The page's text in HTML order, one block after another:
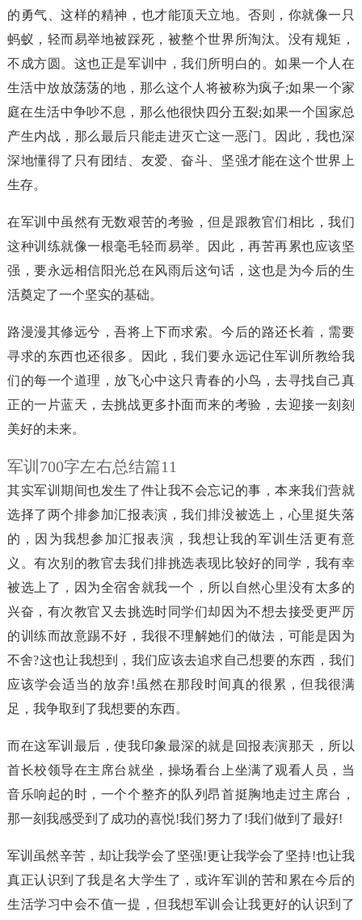
的勇气、这样的精神，也才能顶天立地。否则，你就像一只
蚂蚁，轻而易举地被踩死，被整个世界所淘汰。没有规矩，
不成方圆。这也正是军训中，我们所明白的。如果一个人在
生活中放放荡荡的地，那么这个人将被称为疯子;如果一个家
庭在生活中争吵不息，那么他很快四分五裂;如果一个国家总
产生内战，那么最后只能走进灭亡这一恶门。因此，我也深
深地懂得了只有团结、友爱、奋斗、坚强才能在这个世界上
生存。
在军训中虽然有无数艰苦的考验，但是跟教官们相比，我们
这种训练就像一根毫毛轻而易举。因此，再苦再累也应该坚
强，要永远相信阳光总在风雨后这句话，这也是为今后的生
活奠定了一个坚实的基础。
路漫漫其修远兮，吾将上下而求索。今后的路还长着，需要
寻求的东西也还很多。因此，我们要永远记住军训所教给我
们的每一个道理，放飞心中这只青春的小鸟，去寻找自己真
正的一片蓝天，去挑战更多扑面而来的考验，去迎接一刻刻
美好的未来。
军训700字左右总结篇11
其实军训期间也发生了件让我不会忘记的事，本来我们营就
选择了两个排参加汇报表演，我们排没被选上，心里挺失落
的，因为我想参加汇报表演，我想让我的军训生活更有意
义。有次别的教官去我们排挑选表现比较好的同学，我有幸
被选上了，因为全宿舍就我一个，所以自然心里没有太多的
兴奋，有次教官又去挑选时同学们却因为不想去接受更严厉
的训练而故意踢不好，我很不理解她们的做法，可能是因为
不舍?这也让我想到，我们应该去追求自己想要的东西，我们
应该学会适当的放弃!虽然在那段时间真的很累，但我很满
足，我争取到了我想要的东西。
而在这军训最后，使我印象最深的就是回报表演那天，所以
首长校领导在主席台就坐，操场看台上坐满了观看人员，当
音乐响起的时，一个个整齐的队列昂首挺胸地走过主席台，
那一刻我感受到了成功的喜悦!我们努力了!我们做到了最好!
军训虽然辛苦，却让我学会了坚强!更让我学会了坚持!也让我
真正认识到了我是名大学生了，或许军训的苦和累在今后的
生活学习中会不值一提，但我想军训会让我更好的认识到了